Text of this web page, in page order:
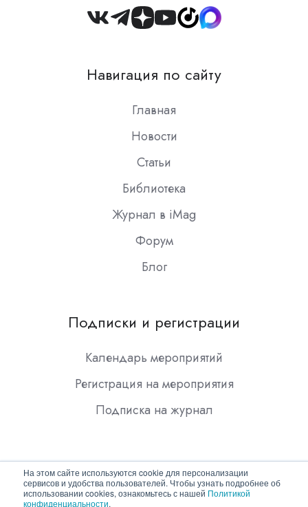
На этом сайте используются cookie для персонализации
сервисов и удобства пользователей. Чтобы узнать подробнее об
использовании cookies, ознакомьтесь с нашей Политикой
конфиденциальности.
Join
Slack
Навигация по сайту
Главная
Новости
Статьи
Библиотека
Журнал в iMag
Форум
Блог
Подписки и регистрации
Календарь мероприятий
Регистрация на мероприятия
Подписка на журнал